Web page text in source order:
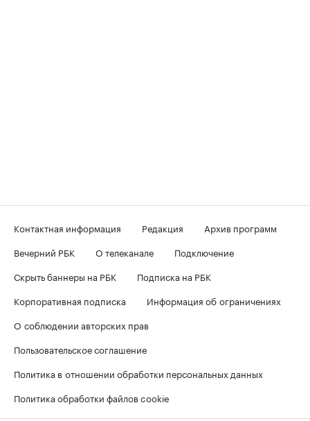
Контактная информация Редакция
Архив программ
Вечерний РБК
О телеканале
Подключение
Скрыть баннеры на РБК
Подписка на РБК
Корпоративная подписка
Информация об ограничениях
О соблюдении авторских прав
Пользовательское соглашение
Политика в отношении обработки персональных данных
Политика обработки файлов cookie